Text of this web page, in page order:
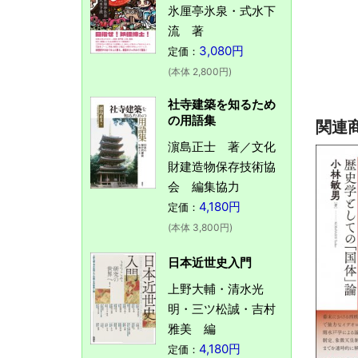
関連
氷厘亭氷泉・式水下
流 著
定価： 3,080円
(本体 2,800円)
社寺建築を知るため
の用語集
濵島正士 著／文化
財建造物保存技術協
会 編集協力
定価： 4,180円
(本体 3,800円)
日本近世史入門
上野大輔・清水光
明・三ツ松誠・吉村
雅美 編
定価： 4,180円